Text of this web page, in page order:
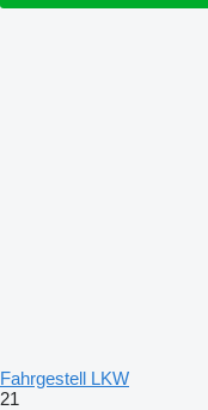
Fahrgestell LKW
21